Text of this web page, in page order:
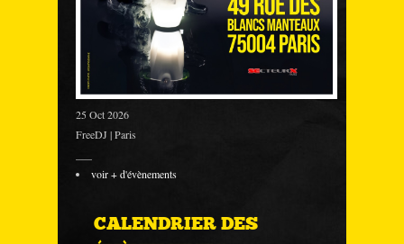
25 Oct 2026
FreeDJ | Paris
voir + d'évènements
CALENDRIER DES